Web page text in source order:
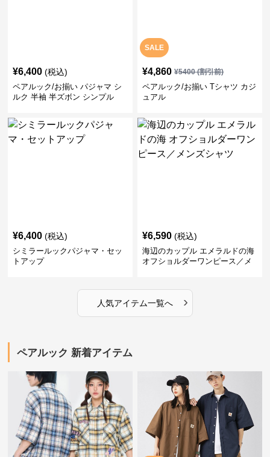
¥6,400 (税込)
ペアルック/お揃い パジャマ シ
ルク 半袖 半ズボン シンプル
SALE
¥4,860 ¥5400(割引前)
ペアルック/お揃い Tシャツ カジ
ュアル
¥6,400 (税込)
シミラールックパジャマ・セッ
トアップ
¥6,590 (税込)
海辺のカップル エメラルドの海
オフショルダーワンピース／メ
人気アイテム一覧へ ›
ペアルック 新着アイテム